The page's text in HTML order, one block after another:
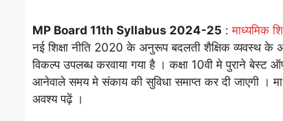
MP Board 11th Syllabus 2024-25 :माध्यमिक
नई शिक्षा नीति 2020 के अनुरूप बदलती शैक्षिक व्यवस्थ के
विकल्प उपलब्ध करवाया गया है । कक्षा 10वी मे पुराने बेस्ट
आनेवाले समय मे संकाय की सुविधा समाप्त कर दी जाएगी ।
अवश्य पढ़ें ।